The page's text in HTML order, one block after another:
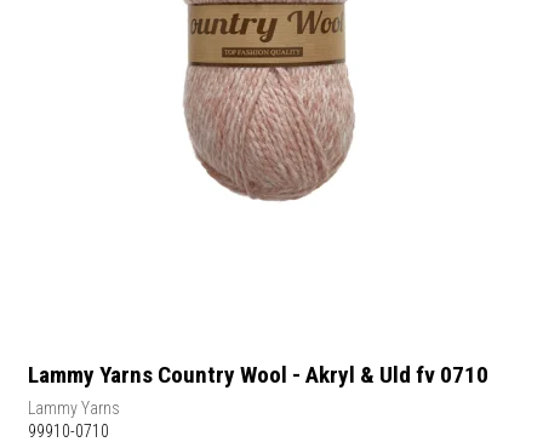
Lammy Yarns Country Wool - Akryl & Uld fv 0710
Lammy Yarns
99910-0710